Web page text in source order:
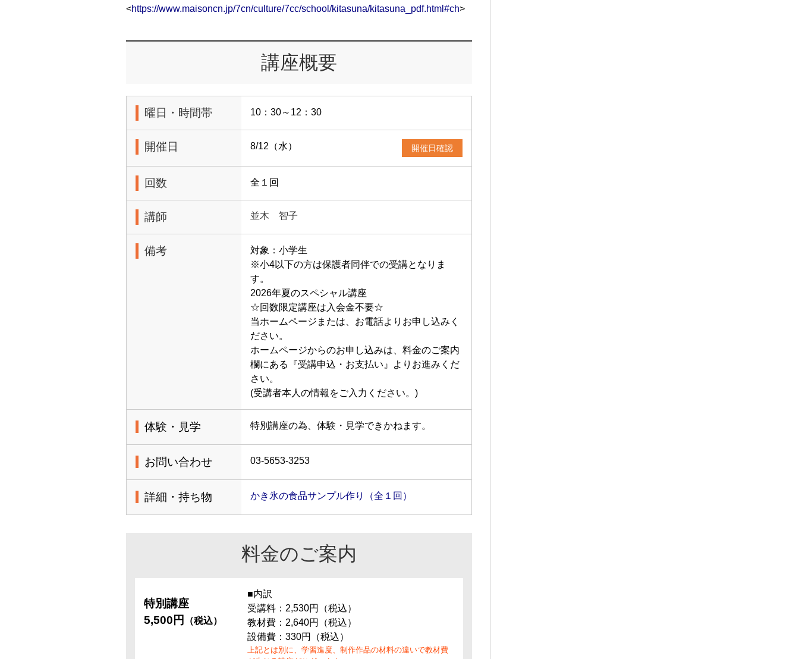
<https://www.maisoncn.jp/7cn/culture/7cc/school/kitasuna/kitasuna_pdf.html#ch>
講座概要
曜日・時間帯 10：30～12：30
開催日 8/12（水） 開催日確認
回数 全１回
講師 並木 智子
備考
対象：小学生
※小4以下の方は保護者同伴での受講となりま
す。
2026年夏のスペシャル講座
☆回数限定講座は入会金不要☆
当ホームページまたは、お電話よりお申し込みく
ださい。
ホームページからのお申し込みは、料金のご案内
欄にある『受講申込・お支払い』よりお進みくだ
さい。
(受講者本人の情報をご入力ください。)
体験・見学 特別講座の為、体験・見学できかねます。
お問い合わせ 03-5653-3253
詳細・持ち物 かき氷の食品サンプル作り（全１回）
料金のご案内
特別講座
5,500円
（税込）
■内訳
受講料：2,530円（税込）
教材費：2,640円（税込）
設備費：330円（税込）
上記とは別に、学習進度、制作作品の材料の違いで教材費